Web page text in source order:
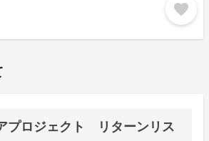
favorite
プロジェクト リターンリス